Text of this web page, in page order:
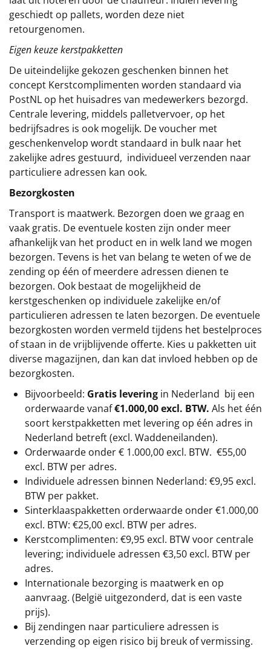
geschiedt op pallets, worden deze niet
retourgenomen.
Eigen keuze kerstpakketten
De uiteindelijke gekozen geschenken binnen het
concept Kerstcomplimenten worden standaard via
PostNL op het huisadres van medewerkers bezorgd.
Centrale levering, middels palletvervoer, op het
bedrijfsadres is ook mogelijk. De voucher met
geschenkenvelop wordt standaard in bulk naar het
zakelijke adres gestuurd, individueel verzenden naar
particuliere adressen kan ook.
Bezorgkosten
Transport is maatwerk. Bezorgen doen we graag en
vaak gratis. De eventuele kosten zijn onder meer
afhankelijk van het product en in welk land we mogen
bezorgen. Tevens is het van belang te weten of we de
zending op één of meerdere adressen dienen te
bezorgen. Ook bestaat de mogelijkheid de
kerstgeschenken op individuele zakelijke en/of
particulieren adressen te laten bezorgen. De eventuele
bezorgkosten worden vermeld tijdens het bestelproces
of staan in de vrijblijvende offerte. Kies u pakketten uit
diverse magazijnen, dan kan dat invloed hebben op de
bezorgkosten.
Bijvoorbeeld: Gratis levering in Nederland bij een
orderwaarde vanaf€1.000,00 excl. BTW. Als het één
soort kerstpakketten met levering op één adres in
Nederland betreft (excl. Waddeneilanden).
Orderwaarde onder € 1.000,00 excl. BTW. €55,00
excl. BTW per adres.
Individuele adressen binnen Nederland: €9,95 excl.
BTW per pakket.
Sinterklaaspakketten orderwaarde onder €1.000,00
excl. BTW: €25,00 excl. BTW per adres.
Kerstcomplimenten: €9,95 excl. BTW voor centrale
levering; individuele adressen €3,50 excl. BTW per
adres.
Internationale bezorging is maatwerk en op
aanvraag. (België uitgezonderd, dat is een vaste
prijs).
Bij zendingen naar particuliere adressen is
verzending op eigen risico bij breuk of vermissing.